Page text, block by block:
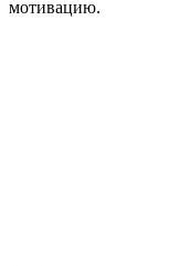
мотивацию.